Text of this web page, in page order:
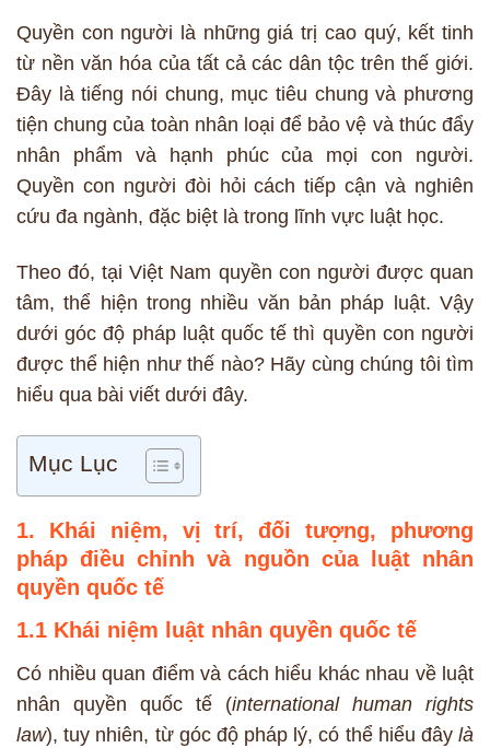
Quyền con người là những giá trị cao quý, kết tinh
từ nền văn hóa của tất cả các dân tộc trên thế giới.
Đây là tiếng nói chung, mục tiêu chung và phương
tiện chung của toàn nhân loại để bảo vệ và thúc đẩy
nhân phẩm và hạnh phúc của mọi con người.
Quyền con người đòi hỏi cách tiếp cận và nghiên
cứu đa ngành, đặc biệt là trong lĩnh vực luật học.
Theo đó, tại Việt Nam quyền con người được quan
tâm, thể hiện trong nhiều văn bản pháp luật. Vậy
dưới góc độ pháp luật quốc tế thì quyền con người
được thể hiện như thế nào? Hãy cùng chúng tôi tìm
hiểu qua bài viết dưới đây.
Mục Lục
1. Khái niệm, vị trí, đối tượng, phương
pháp điều chỉnh và nguồn của luật nhân
quyền quốc tế
1.1 Khái niệm luật nhân quyền quốc tế
Có nhiều quan điểm và cách hiểu khác nhau về luật
nhân quyền quốc tế (international human rights
law), tuy nhiên, từ góc độ pháp lý, có thể hiểu đây là